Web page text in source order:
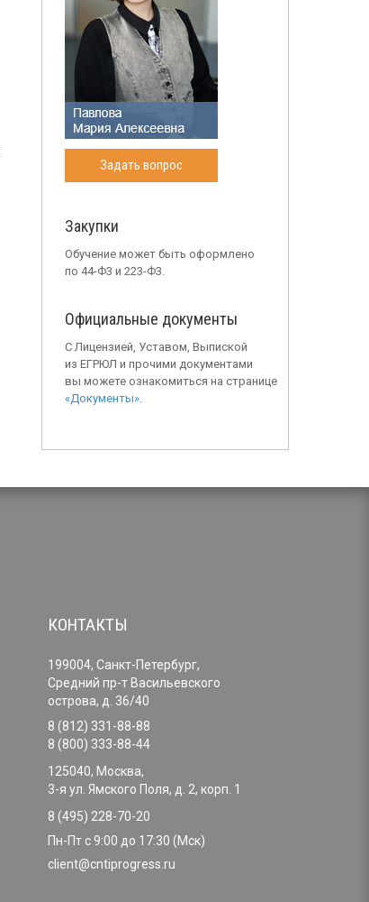
Задать вопрос
Закупки
Обучение может быть оформлено
по 44-Ф3 и 223-Ф3.
Официальные документы
С Лицензией, Уставом, Выпиской
из ЕГРЮЛ и прочими документами
вы можете ознакомиться на странице
«Документы».
КОНТАКТЫ
199004, Санкт-Петербург,
Средний пр-т Васильевского
острова, д. 36/40
8 (812) 331-88-88
8 (800) 333-88-44
125040, Москва,
3-я ул. Ямского Поля, д. 2, корп. 1
8 (495) 228-70-20
Пн-Пт с 9:00 до 17:30 (Мск)
client@cntiprogress.ru